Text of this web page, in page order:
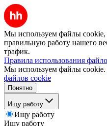
Мы используем файлы cookie,
правильную работу нашего
трафик.
Правила использования
Мы используем файлы cookie.
файлов cookie
Понятно
Ищу работу
Ищу работу
Ищу работу